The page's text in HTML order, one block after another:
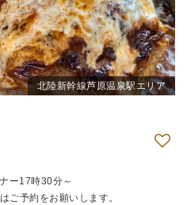
北陸新幹線芦原温泉駅エリア
ー17時30分～
ご予約をお願いします。